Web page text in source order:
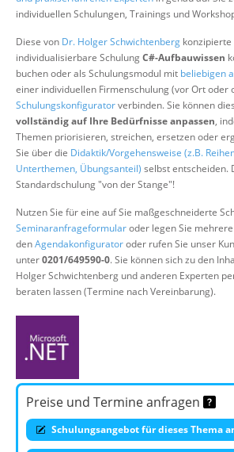
Über uns
Suche
individuellen Schulungen, Trainings und
Diese von Dr. Holger Schwichtenberg
individualisierbare SchulungC#-Aufbauwissen
buchen oder als Schulungsmodul mit beliebigen
einer individuellen Firmenschulung (vor Ort oder
Schulungskonfiguratorverbinden. Sie können
vollständig auf Ihre Bedürfnisse anpassen,
Themen priorisieren, streichen, ersetzen oder
Sie über die Didaktik/Vorgehensweise (z.B.
Unterthemen, Übungsanteil) selbst entscheiden.
Standardschulung "von der Stange"!
Nutzen Sie für eine auf Sie maßgeschneiderte
Seminaranfrageformularoder legen Sie
denAgendakonfiguratoroder rufen Sie unser
unter0201/649590-0. Sie können sich zu den
Holger Schwichtenberg und anderen Experten
beraten lassen (Termine nach Vereinbarung).
Preise und Termine anfragen
Schulungsangebot für dieses Thema